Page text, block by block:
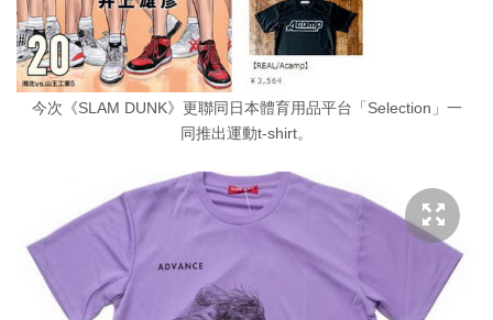
今次《SLAM DUNK》更聯同日本體育用品平台「Selection」一
同推出運動t-shirt。